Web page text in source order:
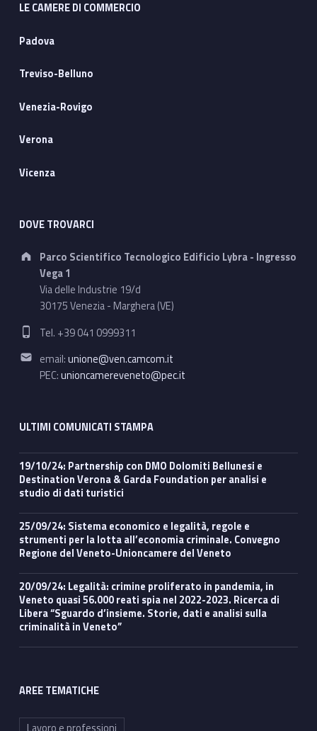
LE CAMERE DI COMMERCIO
Padova
Treviso-Belluno
Venezia-Rovigo
Verona
Vicenza
DOVE TROVARCI
Address:
Parco Scientifico Tecnologico Edificio Lybra - Ingresso
Vega 1
Via delle Industrie 19/d
30175 Venezia - Marghera (VE)
Phone number:
Tel. +39 041 0999311
Email address:
email:unione@ven.camcom.it
PEC:unioncamereveneto@pec.it
ULTIMI COMUNICATI STAMPA
19/10/24: Partnership con DMO Dolomiti Bellunesi e
Destination Verona & Garda Foundation per analisi e
studio di dati turistici
25/09/24: Sistema economico e legalità, regole e
strumenti per la lotta all’economia criminale. Convegno
Regione del Veneto-Unioncamere del Veneto
20/09/24: Legalità: crimine proliferato in pandemia, in
Veneto quasi 56.000 reati spia nel 2022-2023. Ricerca di
Libera “Sguardo d’insieme. Storie, dati e analisi sulla
criminalità in Veneto”
AREE TEMATICHE
Lavoro e professioni